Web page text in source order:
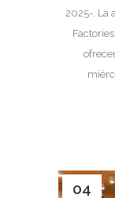
2025-. La
04